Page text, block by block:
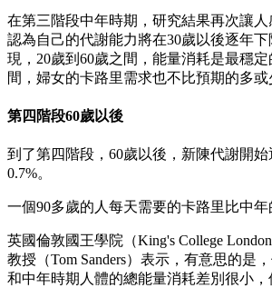
在第三階段中年時期，研究結果再次讓
認為自己的代謝能力將在30歲以後逐年
現，20歲到60歲之間，能量消耗是最穩
間，婦女的卡路里需求也不比預期的多或
第四階段60歲以後
到了第四階段，60歲以後，新陳代謝開
0.7%。
一個90多歲的人每天需要的卡路里比中年
英國倫敦國王學院（King's College
教授（Tom Sanders）表示，有意思的是
和中年時期人體的總能量消耗差別很小